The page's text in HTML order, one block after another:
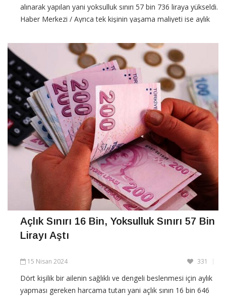
alınarak yapılan yani yoksulluk sınırı 57 bin 736 liraya yükseldi.
Haber Merkezi / Ayrıca tek kişinin yaşama maliyeti ise aylık
CONTINUE READING
Açlık Sınırı 16 Bin, Yoksulluk Sınırı 57 Bin
Lirayı Aştı
15 Nisan 2024 331
Dört kişilik bir ailenin sağlıklı ve dengeli beslenmesi için aylık
yapması gereken harcama tutarı yani açlık sınırı 16 bin 646